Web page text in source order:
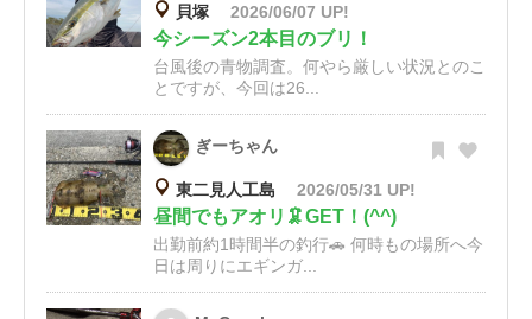
貝塚 2026/06/07 UP!
今シーズン2本目のブリ！
台風後の青物調査。何やら厳しい状況とのこ
とですが、今回は26...
ぎーちゃん
東二見人工島 2026/05/31 UP!
昼間でもアオリ🦑GET！(^^)
出勤前約1時間半の釣行🚗 何時もの場所へ今
日は周りにエギンガ...